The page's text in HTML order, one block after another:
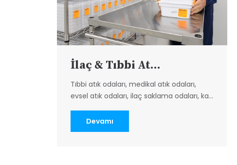
İlaç & Tıbbi At...
Tıbbi atık odaları, medikal atık odaları,
evsel atık odaları, ilaç saklama odaları, ka...
Devamı